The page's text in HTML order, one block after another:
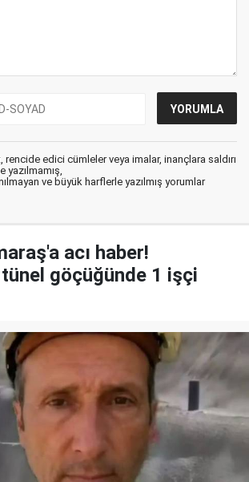
rencide edici cümleler veya imalar, inançlara saldırı
yazılmamış,
ve büyük harflerle yazılmış yorumlar
acı haber!
göçüğünde 1 işçi